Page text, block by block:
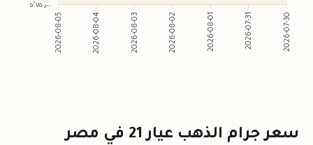
٥٬٧٥٠٫٠٠
2026-08-05 2026-08-04 2026-08-03 2026-08-02 2026-08-01 2026-07-31 2026-07-30
سعر جرام الذهب عيار 21 في مصر